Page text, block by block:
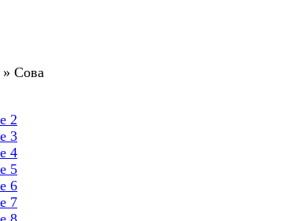
» Сова